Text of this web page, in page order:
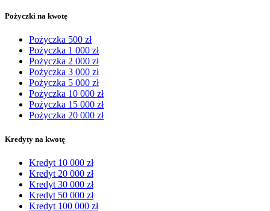
Pożyczki na kwotę
Pożyczka 500 zł
Pożyczka 1 000 zł
Pożyczka 2 000 zł
Pożyczka 3 000 zł
Pożyczka 5 000 zł
Pożyczka 10 000 zł
Pożyczka 15 000 zł
Pożyczka 20 000 zł
Kredyty na kwotę
Kredyt 10 000 zł
Kredyt 20 000 zł
Kredyt 30 000 zł
Kredyt 50 000 zł
Kredyt 100 000 zł